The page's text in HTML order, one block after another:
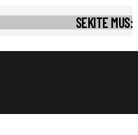
SEKITE MUS: